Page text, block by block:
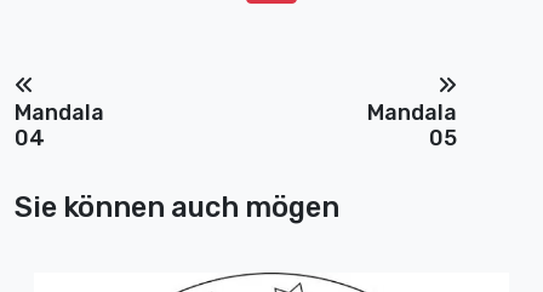
Mandala
04
Mandala
05
Sie können auch mögen